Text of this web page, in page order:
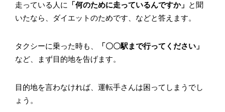
走っている人に 「何のために走っているんですか」 と聞
いたなら、ダイエットのためです、などと答えます。
タクシーに乗った時も、
「〇〇駅まで行ってください」
など、まず目的地を告げます。
目的地を言わなければ、運転手さんは困ってしまうでし
ょう。